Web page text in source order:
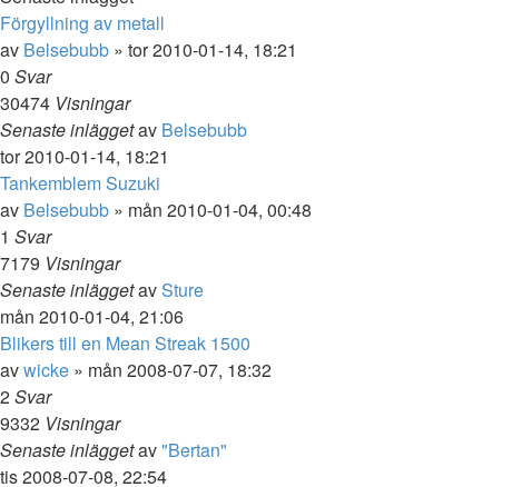
Förgyllning av metall
av Belsebubb » tor 2010-01-14, 18:21
0 Svar
30474 Visningar
Senaste inläggetav Belsebubb
tor 2010-01-14, 18:21
Tankemblem Suzuki
av Belsebubb » mån 2010-01-04, 00:48
1 Svar
7179 Visningar
Senaste inläggetavSture
mån 2010-01-04, 21:06
Blikers till en Mean Streak 1500
avwicke » mån 2008-07-07, 18:32
2Svar
9332 Visningar
Senaste inläggetav"Bertan"
tis 2008-07-08, 22:54